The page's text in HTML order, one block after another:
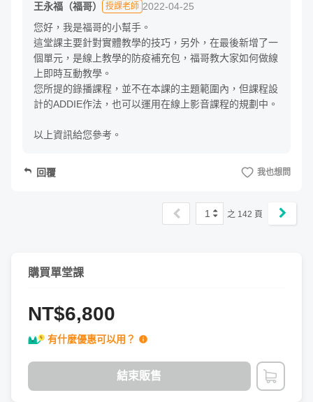
王永福（福哥） 授課老師 2022-04-25
您好，我是福哥的小幫手。
這堂課主要針對實體教學的技巧，另外，在最後新增了一
個單元，是線上教學的防疫補充包，福哥教大家如何做線
上即時互動教學。
您所提的錄播課程，並不在本課的主題範圍內，但課程設
計的ADDIE作法，也可以運用在線上影音課程的規劃中。
以上資訊給您參考。
回覆 我也想問
1 之 142 頁
購買單堂課
NT$6,800
有什麼優惠可以用？
結束販售